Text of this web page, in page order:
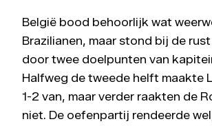
België bood behoorlijk wat
Brazilianen, maar stond bij de
door twee doelpunten van
Halfweg de tweede helft maakte
1-2 van, maar verder raakten de
niet. De oefenpartij rendeerde